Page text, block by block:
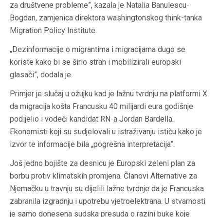
za društvene probleme”, kazala je Natalia Banulescu-
Bogdan, zamjenica direktora washingtonskog think-tanka
Migration Policy Institute.
„Dezinformacije o migrantima i migracijama dugo se
koriste kako bi se širio strah i mobilizirali europski
glasači”, dodala je.
Primjer je slučaj u ožujku kad je lažnu tvrdnju na platformi X
da migracija košta Francusku 40 milijardi eura godišnje
podijelio i vodeći kandidat RN-a Jordan Bardella.
Ekonomisti koji su sudjelovali u istraživanju ističu kako je
izvor te informacije bila „pogrešna interpretacija”.
Još jedno bojište za desnicu je Europski zeleni plan za
borbu protiv klimatskih promjena. Članovi Alternative za
Njemačku u travnju su dijelili lažne tvrdnje da je Francuska
zabranila izgradnju i upotrebu vjetroelektrana. U stvarnosti
je samo donesena sudska presuda o razini buke koje